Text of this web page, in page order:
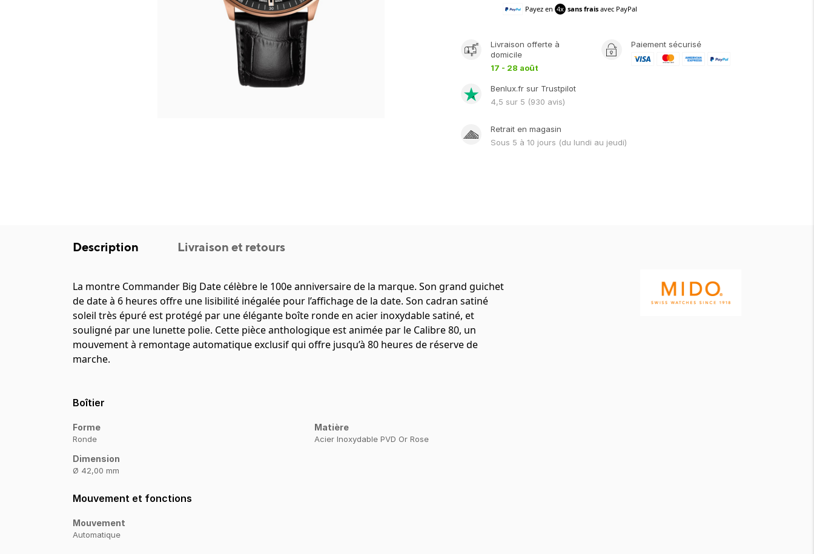
Payez en 4x sans frais avec PayPal
Livraison offerte à
domicile
17 - 28 août
Paiement sécurisé
Benlux.fr sur Trustpilot
4,5 sur 5 (930 avis)
Retrait en magasin
Sous 5 à 10 jours (du lundi au jeudi)
Description Livraison et retours
La montre Commander Big Date célèbre le 100e anniversaire de la marque. Son grand guichet
de date à 6 heures offre une lisibilité inégalée pour l’affichage de la date. Son cadran satiné
soleil très épuré est protégé par une élégante boîte ronde en acier inoxydable satiné, et
souligné par une lunette polie. Cette pièce anthologique est animée par le Calibre 80, un
mouvement à remontage automatique exclusif qui offre jusqu’à 80 heures de réserve de
marche.
Boîtier
Forme
Ronde
Dimension
Ø 42,00 mm
Matière
Acier Inoxydable PVD Or Rose
Mouvement et fonctions
Mouvement
Automatique